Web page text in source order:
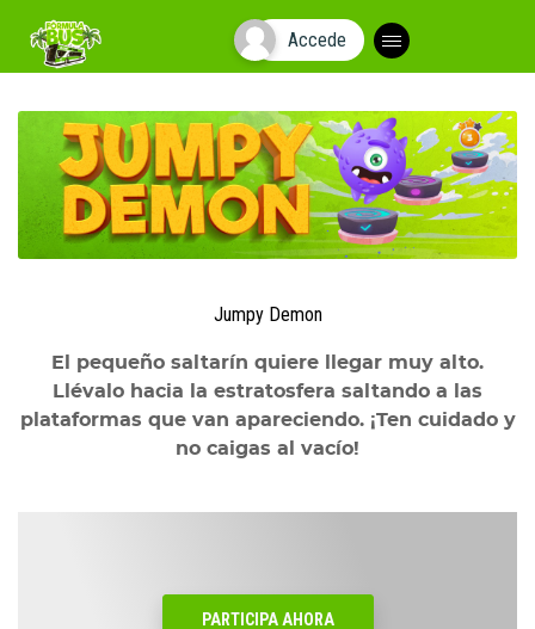
Accede
Plegar
navegación
Jumpy Demon
El pequeño saltarín quiere llegar muy alto.
Llévalo hacia la estratosfera saltando a las
plataformas que van apareciendo. ¡Ten cuidado y
no caigas al vacío!
PARTICIPA AHORA